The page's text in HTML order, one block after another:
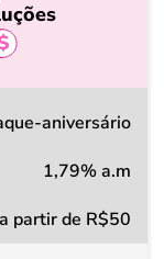
aniversário
1,79% a.m
partir de R$50